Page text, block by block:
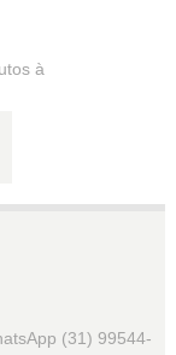
à
(31) 99544-